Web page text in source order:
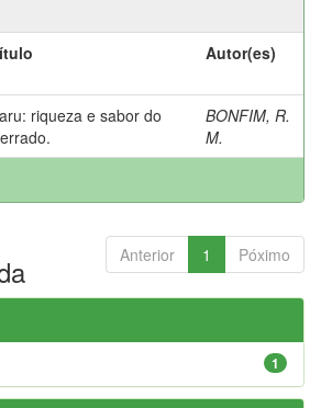
Autor(es)
riqueza e sabor do
BONFIM, R.
M.
Anterior 1 Póximo
1